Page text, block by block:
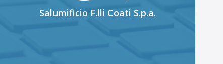
Salumificio F.lli Coati S.p.a.